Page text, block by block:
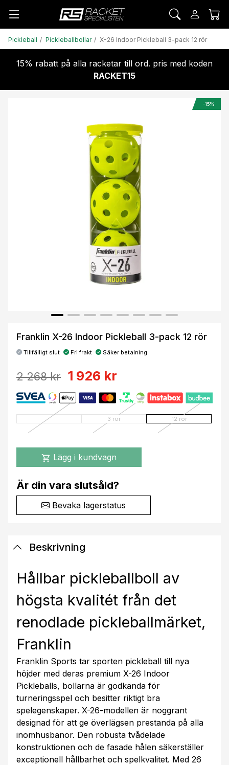
Pickleball Pickleballbollar X-26 Indoor Pickleball 3-pack 12 rör
15% rabatt på alla racketar till ord. pris med koden
RACKET15
-15%
Franklin X-26 Indoor Pickleball 3-pack 12 rör
Tillfälligt slut Fri frakt Säker betalning
2 268 kr 1 926 kr
3 rör 12 rör
shopping_cart Lägg i kundvagn
Är din vara slutsåld?
Bevaka lagerstatus
Beskrivning
Hållbar pickleballboll av
högsta kvalitét från det
renodlade pickleballmärket,
Franklin
Franklin Sports tar sporten pickleball till nya
höjder med deras premium X-26 Indoor
Pickleballs, bollarna är godkända för
turneringsspel och besitter riktigt bra
spelegenskaper. X-26-modellen är noggrant
designad för att ge överlägsen prestanda på alla
inomhusbanor. Den robusta tvådelade
konstruktionen och de fasade hålen säkerställer
exceptionell hållbarhet och spelkvalitet. Med 26